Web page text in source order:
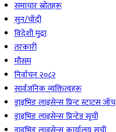
समाचार स्रोतहरू
सुन/चाँदी
विदेशी मुद्रा
तरकारी
मौसम
निर्वाचन २०८२
सार्वजनिक व्यक्तित्वहरू
ड्राइभिङ लाइसेन्स प्रिन्ट स्टाटस जाँच
ड्राइभिङ लाइसेन्स प्रिन्टेड सूची